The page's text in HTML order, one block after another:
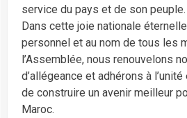
service du pays et de son peuple.
Dans cette joie nationale
personnel et au nom de tous les
l’Assemblée, nous renouvelons
d’allégeance et adhérons à
de construire un avenir meilleur
Maroc.